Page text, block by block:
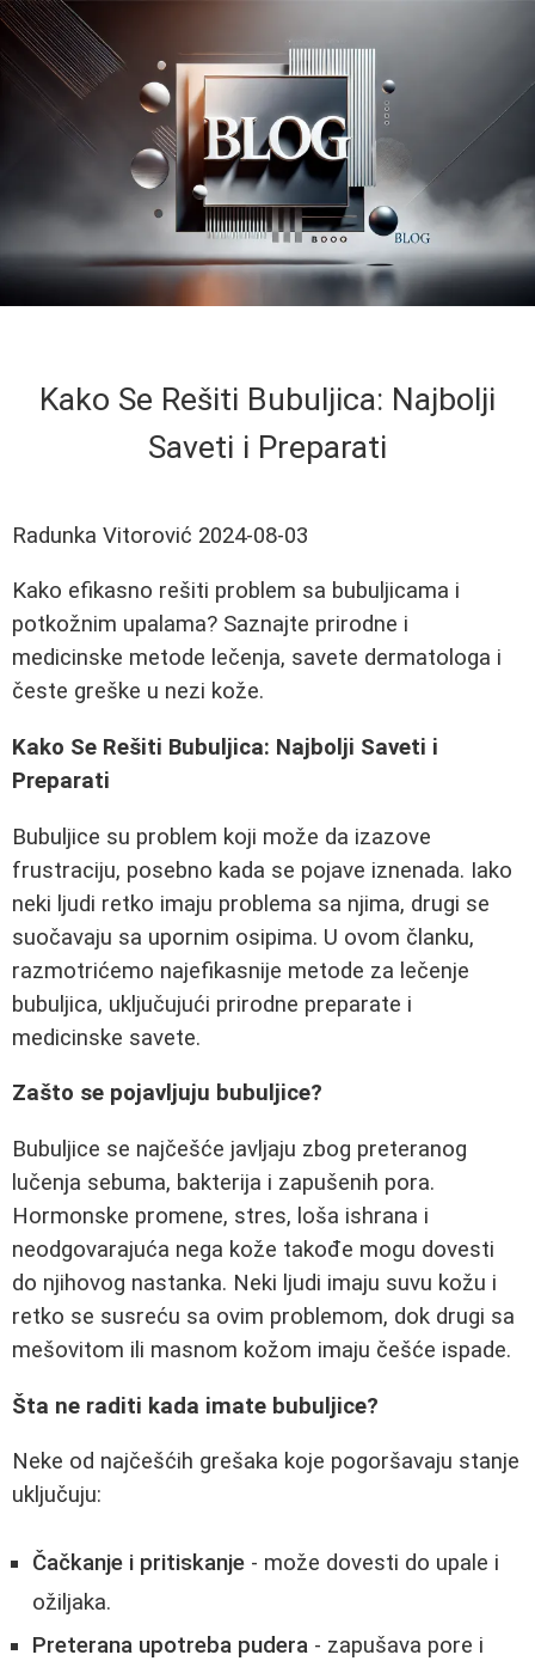
Kako Se Rešiti Bubuljica: Najbolji
Saveti i Preparati
Radunka Vitorović 2024-08-03
Kako efikasno rešiti problem sa bubuljicama i
potkožnim upalama? Saznajte prirodne i
medicinske metode lečenja, savete dermatologa i
česte greške u nezi kože.
Kako Se Rešiti Bubuljica: Najbolji Saveti i
Preparati
Bubuljice su problem koji može da izazove
frustraciju, posebno kada se pojave iznenada. Iako
neki ljudi retko imaju problema sa njima, drugi se
suočavaju sa upornim osipima. U ovom članku,
razmotrićemo najefikasnije metode za lečenje
bubuljica, uključujući prirodne preparate i
medicinske savete.
Zašto se pojavljuju bubuljice?
Bubuljice se najčešće javljaju zbog preteranog
lučenja sebuma, bakterija i zapušenih pora.
Hormonske promene, stres, loša ishrana i
neodgovarajuća nega kože takođe mogu dovesti
do njihovog nastanka. Neki ljudi imaju suvu kožu i
retko se susreću sa ovim problemom, dok drugi sa
mešovitom ili masnom kožom imaju češće ispade.
Šta ne raditi kada imate bubuljice?
Neke od najčešćih grešaka koje pogoršavaju stanje
uključuju:
Čačkanje i pritiskanje - može dovesti do upale i
ožiljaka.
Preterana upotreba pudera - zapušava pore i